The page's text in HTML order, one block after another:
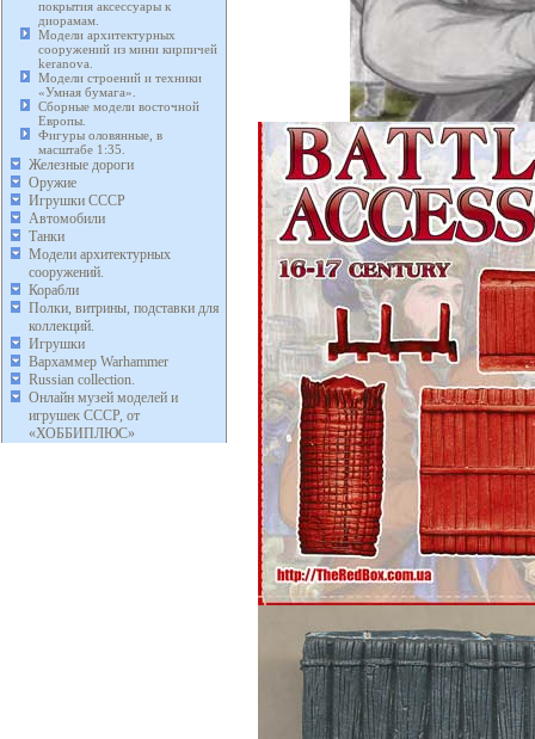
покрытия аксессуары к
диорамам.
Модели архитектурных
сооружений из мини кирпичей
keranova.
Модели строений и техники
«Умная бумага».
Сборные модели восточной
Европы.
Фигуры оловянные, в
масштабе 1:35.
Железные дороги
Оружие
Игрушки СССР
Автомобили
Танки
Модели архитектурных
сооружений.
Корабли
Полки, витрины, подставки для
коллекций.
Игрушки
Вархаммер Warhammer
Russian collection.
Онлайн музей моделей и
игрушек СССР, от
«ХОББИПЛЮС»